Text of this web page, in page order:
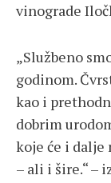
vinograde
„Službeno
godinom.
kao i
dobrim
koje će i
– ali i šire.“ –